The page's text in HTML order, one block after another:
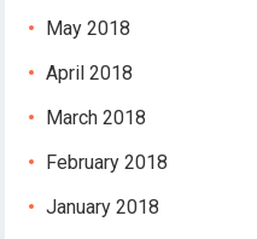
May 2018
April 2018
March 2018
February 2018
January 2018